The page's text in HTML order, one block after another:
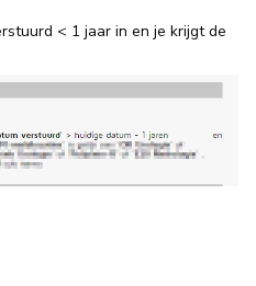
< 1 jaar in en je krijgt de